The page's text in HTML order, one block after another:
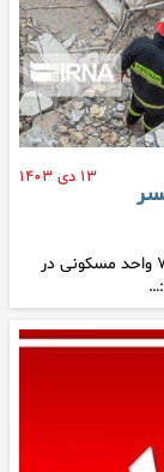
۱۳ دی ۱۴۰۳
فرماندار بابلسر با بیان این که، انفجار گاز خانگی به ۷۰ واحد مسکونی در